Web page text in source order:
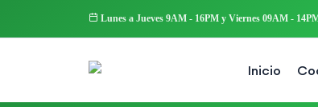
Lunes a Jueves 9AM - 16PM y Viernes 09AM -
Inicio